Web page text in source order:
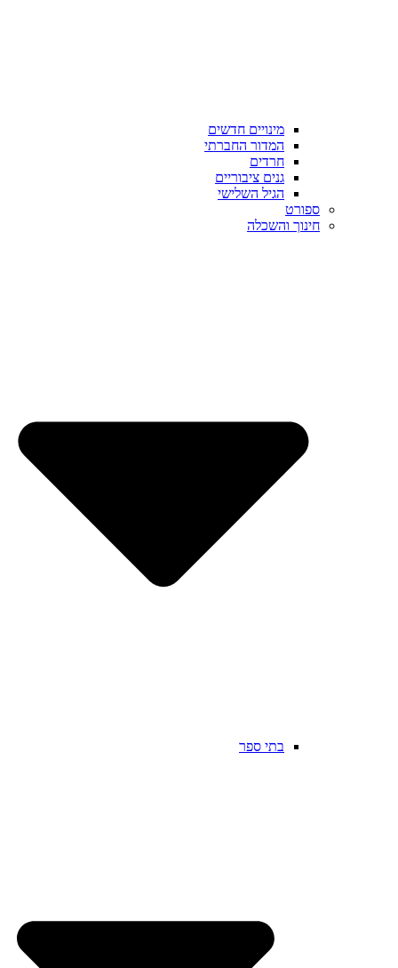
מינויים חדשים
המדור החברתי
חרדים
גנים ציבוריים
הגיל השלישי
ספורט
חינוך והשכלה
בתי ספר